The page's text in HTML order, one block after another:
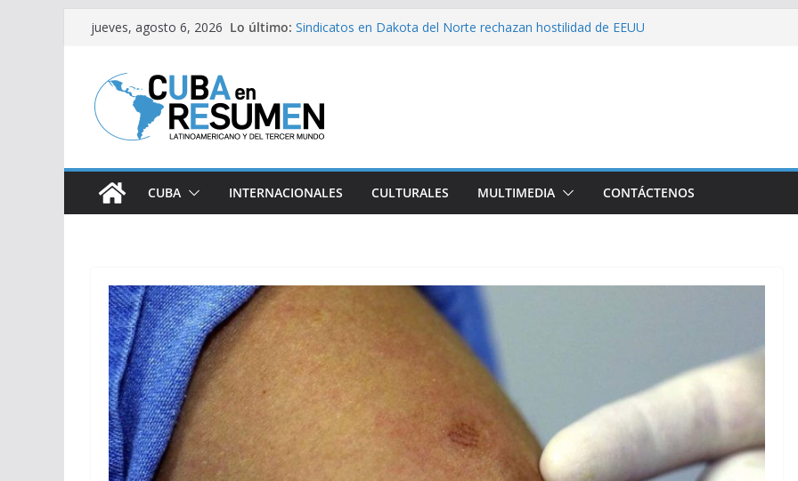
Saltar
contenido
jueves, agosto 6, 2026 Lo último: Sindicatos en Dakota del Norte rechazan hostilidad de EEUU
Brasil retira a embajador y rebaja relación diplomática con
Argentina
CUBA INTERNACIONALES CULTURALES MULTIMEDIA CONTÁCTENOS